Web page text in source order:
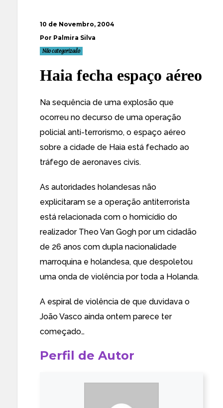
10 de Novembro, 2004
Por Palmira Silva
Não categorizado
Haia fecha espaço aéreo
Na sequência de uma explosão que
ocorreu no decurso de uma operação
policial anti-terrorismo, o espaço aéreo
sobre a cidade de Haia está fechado ao
tráfego de aeronaves civis.
As autoridades holandesas não
explicitaram se a operação antiterrorista
está relacionada com o homicídio do
realizador Theo Van Gogh por um cidadão
de 26 anos com dupla nacionalidade
marroquina e holandesa, que despoletou
uma onda de violência por toda a Holanda.
A espiral de violência de que duvidava o
João Vasco ainda ontem parece ter
começado…
Perfil de Autor